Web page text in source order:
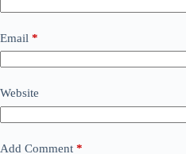
Email *
Website
Add Comment *